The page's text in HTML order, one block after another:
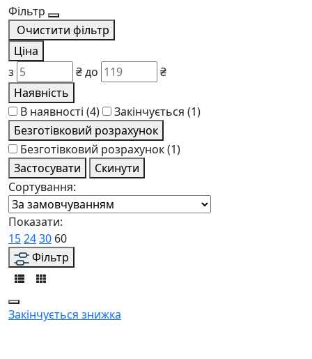
Фільтр
Очистити фільтр
Ціна
з
₴до
₴
Наявність
В наявності (4) Закінчується (1)
Безготівковий розрахунок
Безготівковий розрахунок(1)
Застосувати
Скинути
Сортування:
Показати:
152430 60
Фільтр
Закінчується знижка